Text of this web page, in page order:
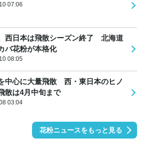
07:06
西日本は飛散シーズン終了 北海道
バ花粉が本格化
08:05
中心に大量飛散 西・東日本のヒノ
散は4月中旬まで
03:04
花粉ニュースをもっと見る